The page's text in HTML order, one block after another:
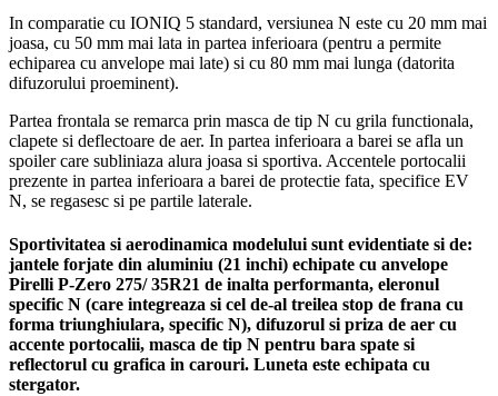
In comparatie cu IONIQ 5 standard, versiunea N este cu 20 mm mai
joasa, cu 50 mm mai lata in partea inferioara (pentru a permite
echiparea cu anvelope mai late) si cu 80 mm mai lunga (datorita
difuzorului proeminent).
Partea frontala se remarca prin masca de tip N cu grila functionala,
clapete si deflectoare de aer. In partea inferioara a barei se afla un
spoiler care subliniaza alura joasa si sportiva. Accentele portocalii
prezente in partea inferioara a barei de protectie fata, specifice EV
N, se regasesc si pe partile laterale.
Sportivitatea si aerodinamica modelului sunt evidentiate si de:
jantele forjate din aluminiu (21 inchi) echipate cu anvelope
Pirelli P-Zero 275/ 35R21 de inalta performanta, eleronul
specific N (care integreaza si cel de-al treilea stop de frana cu
forma triunghiulara, specific N), difuzorul si priza de aer cu
accente portocalii, masca de tip N pentru bara spate si
reflectorul cu grafica in carouri. Luneta este echipata cu
stergator.